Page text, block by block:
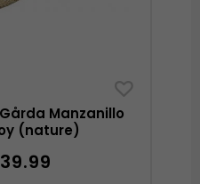
Manzanillo
(nature)